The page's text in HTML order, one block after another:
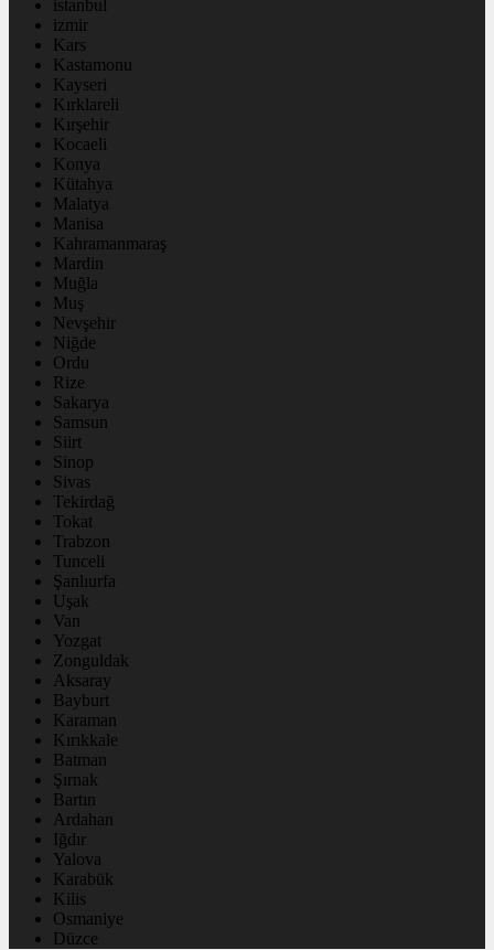
istanbul
izmir
Kars
Kastamonu
Kayseri
Kırklareli
Kırşehir
Kocaeli
Konya
Kütahya
Malatya
Manisa
Kahramanmaraş
Mardin
Muğla
Muş
Nevşehir
Niğde
Ordu
Rize
Sakarya
Samsun
Siirt
Sinop
Sivas
Tekirdağ
Tokat
Trabzon
Tunceli
Şanlıurfa
Uşak
Van
Yozgat
Zonguldak
Aksaray
Bayburt
Karaman
Kırıkkale
Batman
Şırnak
Bartın
Ardahan
Iğdır
Yalova
Karabük
Kilis
Osmaniye
Düzce